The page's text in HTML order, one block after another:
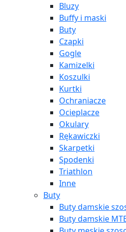
Bluzy
Buffy i maski
Buty
Czapki
Gogle
Kamizelki
Koszulki
Kurtki
Ochraniacze
Ocieplacze
Okulary
Rękawiczki
Skarpetki
Spodenki
Triathlon
Inne
Buty
Buty damskie
Buty damskie